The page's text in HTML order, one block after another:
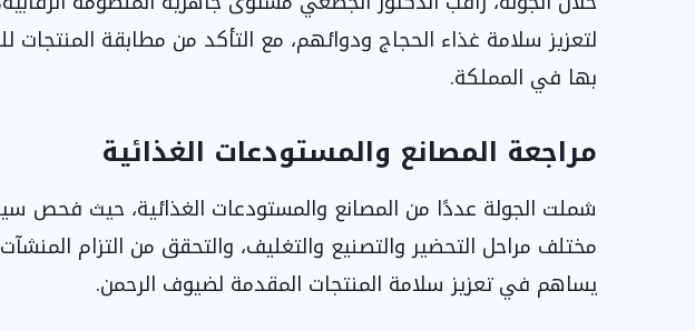
لتعزيز سلامة غذاء الحجاج ودوائهم، مع التأكد من مطابقة المنتجات
بها في المملكة.
مراجعة المصانع والمستودعات الغذائية
شملت الجولة عددًا من المصانع والمستودعات الغذائية، حيث فحص
مختلف مراحل التحضير والتصنيع والتغليف، والتحقق من التزام
يساهم في تعزيز سلامة المنتجات المقدمة لضيوف الرحمن.